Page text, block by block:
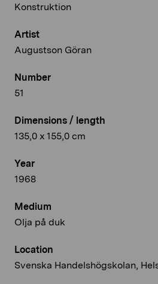
Konstruktion
Artist
Augustson Göran
Number
51
Dimensions / length
135,0 x 155,0 cm
Year
1968
Medium
Olja på duk
Location
Svenska Handelshögskolan,